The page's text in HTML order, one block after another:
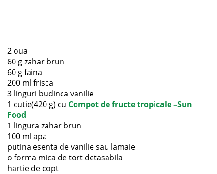
2 oua
60 g zahar brun
60 g faina
200 ml frisca
3 linguri budinca vanilie
1 cutie(420 g) cu Compot de fructe tropicale –Sun
Food
1 lingura zahar brun
100 ml apa
putina esenta de vanilie sau lamaie
o forma mica de tort detasabila
hartie de copt